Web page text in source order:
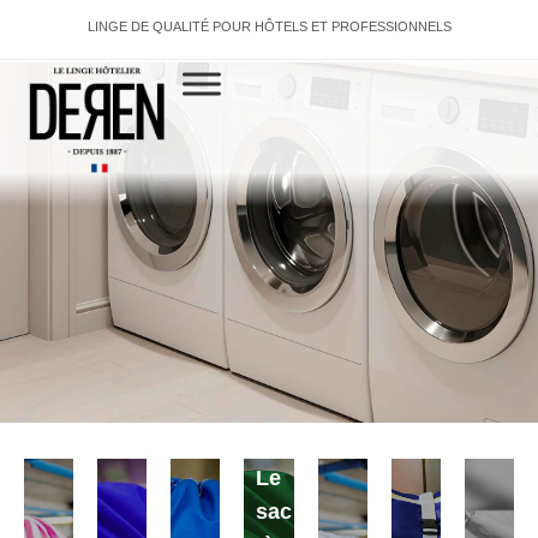
LINGE DE QUALITÉ POUR HÔTELS ET PROFESSIONNELS
Le
sac
Le
sac